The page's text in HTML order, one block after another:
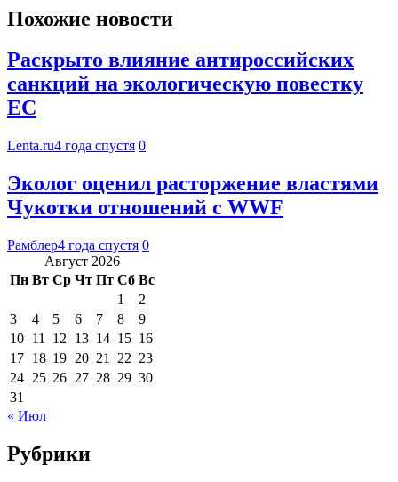
Похожие новости
Раскрыто влияние антироссийских
санкций на экологическую повестку
ЕС
Lenta.ru4 года спустя 0
Эколог оценил расторжение властями
Чукотки отношений с WWF
Рамблер4 года спустя 0
Август 2026
Пн Вт Ср Чт Пт Сб Вс
1
2
3
4 5 6 7 8
9
10 11 12 13 14 15 16
17 18 19 20 21 22 23
24 25 26 27 28 29 30
31
« Июл
Рубрики